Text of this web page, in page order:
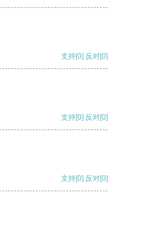
支持[0] 反对[0]
支持[0] 反对[0]
支持[0] 反对[0]